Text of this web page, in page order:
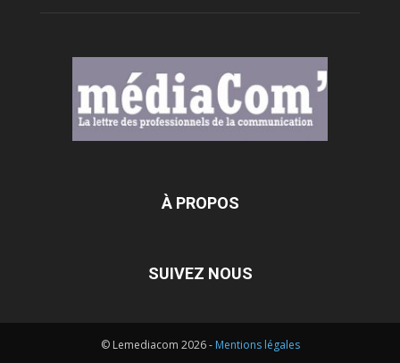
À PROPOS
SUIVEZ NOUS
© Lemediacom 2026 - Mentions légales